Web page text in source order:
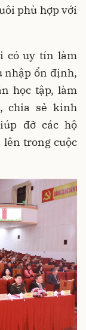
phù hợp với
có uy tín làm
nhập ổn định,
học tập, làm
chia sẻ kinh
đỡ các hộ
lên trong cuộc